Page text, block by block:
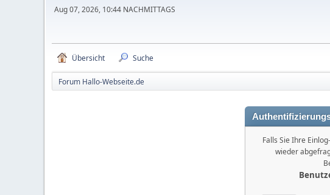
Aug 07, 2026, 10:44 NACHMITTAGS
Übersicht Suche
Forum Hallo-Webseite.de
Falls Sie Ihre
wieder